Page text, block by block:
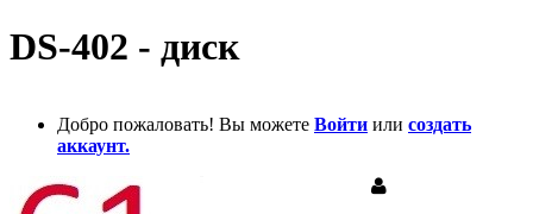
DS-402 - диск
Добро пожаловать! Вы можете Войти или создать
аккаунт.